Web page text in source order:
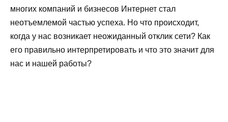
многих компаний и бизнесов Интернет стал
неотъемлемой частью успеха. Но что происходит,
когда у нас возникает неожиданный отклик сети? Как
его правильно интерпретировать и что это значит для
нас и нашей работы?